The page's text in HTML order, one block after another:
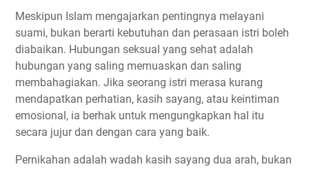
Meskipun Islam mengajarkan pentingnya melayani
suami, bukan berarti kebutuhan dan perasaan istri boleh
diabaikan. Hubungan seksual yang sehat adalah
hubungan yang saling memuaskan dan saling
membahagiakan. Jika seorang istri merasa kurang
mendapatkan perhatian, kasih sayang, atau keintiman
emosional, ia berhak untuk mengungkapkan hal itu
secara jujur dan dengan cara yang baik.
Pernikahan adalah wadah kasih sayang dua arah, bukan